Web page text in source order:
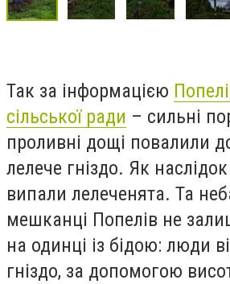
Так за інформацією
сільської ради – сильні
проливні дощі повалили
лелече гніздо. Як наслідок
випали лелеченята. Та
мешканці Попелів не
на одинці із бідою: люди
гніздо, за допомогою